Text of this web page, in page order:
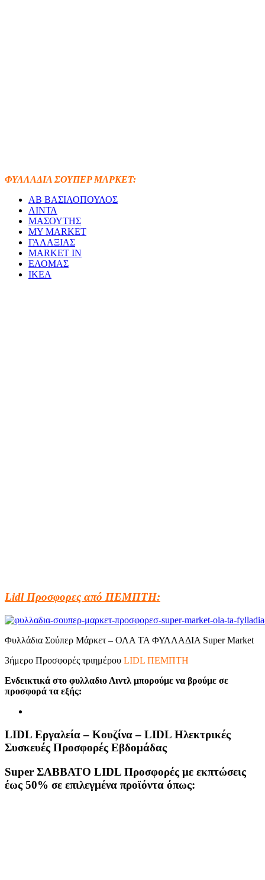
ΦΥΛΛΑΔΙΑ ΣΟΥΠΕΡ ΜΑΡΚΕΤ:
ΑΒ ΒΑΣΙΛΟΠΟΥΛΟΣ
ΛΙΝΤΛ
ΜΑΣΟΥΤΗΣ
MY MARKET
ΓΑΛΑΞΙΑΣ
MARKET IN
ΕΛΟΜΑΣ
ΙΚΕΑ
Lidl Προσφορες από ΠΕΜΠΤΗ:
Φυλλάδια Σούπερ Μάρκετ – ΟΛΑ ΤΑ ΦΥΛΛΑΔΙΑ Super Market
3ήμερο Προσφορές τριημέρου LIDL ΠΕΜΠΤΗ
Ενδεικτικά στο φυλλαδιο Λιντλ μπορούμε να βρούμε σε
προσφορά τα εξής:
LIDL Εργαλεία – Κουζίνα – LIDL Ηλεκτρικές
Συσκευές Προσφορές Εβδομάδας
Super ΣΑΒΒΑΤΟ LIDL Προσφορές με εκπτώσεις
έως 50% σε επιλεγμένα προϊόντα όπως: